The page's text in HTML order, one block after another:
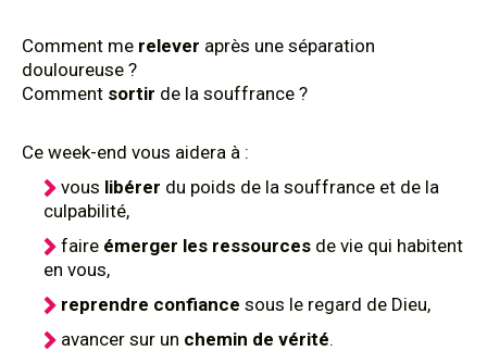
Comment me relever après une séparation
douloureuse ?
Comment sortir de la souffrance ?
Ce week-end vous aidera à :
vous libérer du poids de la souffrance et de la
culpabilité,
faire émerger les ressources de vie qui habitent
en vous,
reprendre confiance sous le regard de Dieu,
avancer sur un chemin de vérité.